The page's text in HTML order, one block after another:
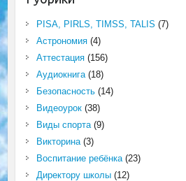
PISA, PIRLS, TIMSS, TALIS (7)
Астрономия(4)
Аттестация(156)
Аудиокнига(18)
Безопасность(14)
Видеоурок(38)
Виды спорта(9)
Викторина(3)
Воспитание ребёнка(23)
Директору школы(12)